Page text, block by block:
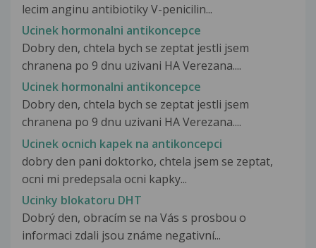
lecim anginu antibiotiky V-penicilin...
Ucinek hormonalni antikoncepce
Dobry den, chtela bych se zeptat jestli jsem
chranena po 9 dnu uzivani HA Verezana....
Ucinek hormonalni antikoncepce
Dobry den, chtela bych se zeptat jestli jsem
chranena po 9 dnu uzivani HA Verezana....
Ucinek ocnich kapek na antikoncepci
dobry den pani doktorko, chtela jsem se zeptat,
ocni mi predepsala ocni kapky...
Ucinky blokatoru DHT
Dobrý den, obracím se na Vás s prosbou o
informaci zdali jsou známe negativní...